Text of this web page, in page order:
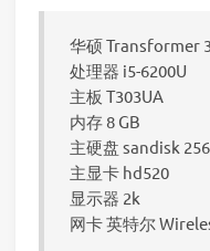
华硕 Transformer
处理器 i5-6200U
主板 T303UA
内存 8 GB
主硬盘 sandisk
主显卡 hd520
显示器 2k
网卡 英特尔